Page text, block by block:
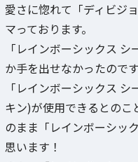
愛さに惚れて「ディビジ
マっております。
「レインボーシックス
か手を出せなかったので
「レインボーシックス
キン)が使用できるとのこ
のまま「レインボーシッ
思います！